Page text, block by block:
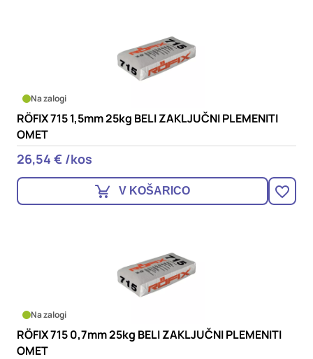
Na zalogi
RÖFIX 715 1,5mm 25kg BELI ZAKLJUČNI PLEMENITI
OMET
26,54 € /kos
V KOŠARICO
Na zalogi
RÖFIX 715 0,7mm 25kg BELI ZAKLJUČNI PLEMENITI
OMET